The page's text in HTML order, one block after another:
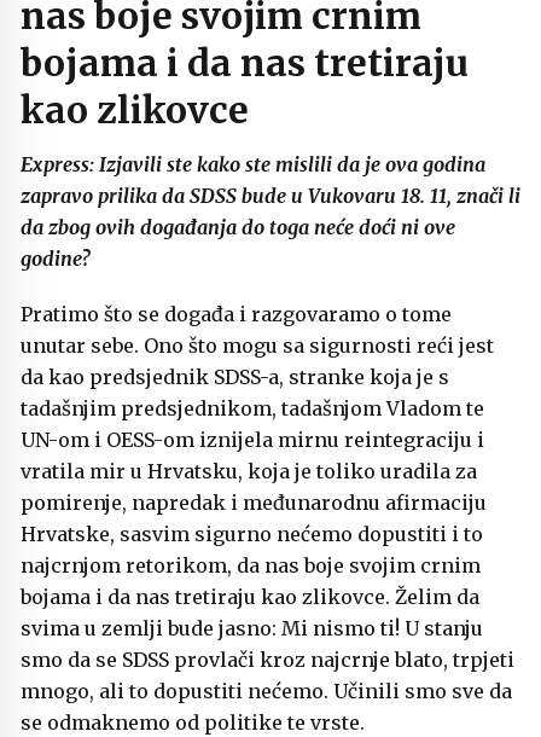
nas boje svojim crnim
bojama i da nas tretiraju
kao zlikovce
Express: Izjavili ste kako ste mislili da je ova godina
zapravo prilika da SDSS bude u Vukovaru 18. 11, znači li
da zbog ovih događanja do toga neće doći ni ove
godine?
Pratimo što se događa i razgovaramo o tome
unutar sebe. Ono što mogu sa sigurnosti reći jest
da kao predsjednik SDSS-a, stranke koja je s
tadašnjim predsjednikom, tadašnjom Vladom te
UN-om i OESS-om iznijela mirnu reintegraciju i
vratila mir u Hrvatsku, koja je toliko uradila za
pomirenje, napredak i međunarodnu afirmaciju
Hrvatske, sasvim sigurno nećemo dopustiti i to
najcrnjom retorikom, da nas boje svojim crnim
bojama i da nas tretiraju kao zlikovce. Želim da
svima u zemlji bude jasno: Mi nismo ti! U stanju
smo da se SDSS provlači kroz najcrnje blato, trpjeti
mnogo, ali to dopustiti nećemo. Učinili smo sve da
se odmaknemo od politike te vrste.